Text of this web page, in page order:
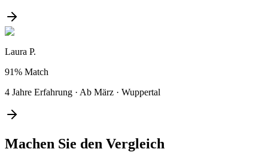
Laura P.
91% Match
4 Jahre Erfahrung · Ab März · Wuppertal
Machen Sie den Vergleich